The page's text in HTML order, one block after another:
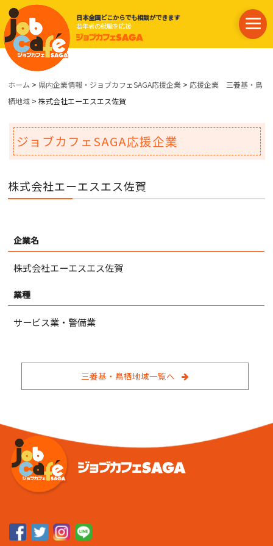
日本全国どこからでも相談ができます
若年者の就職を応援
ホーム > 県内企業情報・ジョブカフェSAGA応援企業 > 応援企業 三養基・鳥
栖地域 > 株式会社エーエスエス佐賀
ジョブカフェSAGA応援企業
株式会社エーエスエス佐賀
企業名
株式会社エーエスエス佐賀
業種
サービス業・警備業
三養基・鳥栖地域一覧へ